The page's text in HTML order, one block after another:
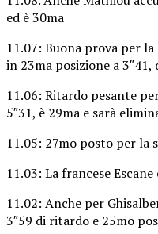
ed è 30ma
11.07: Buona prova per la
in 23ma posizione a
11.06: Ritardo pesante
5″31, è 29ma e sarà
11.05: 27mo posto per la
11.03: La francese
11.02: Anche per
3″59 di ritardo e 25mo